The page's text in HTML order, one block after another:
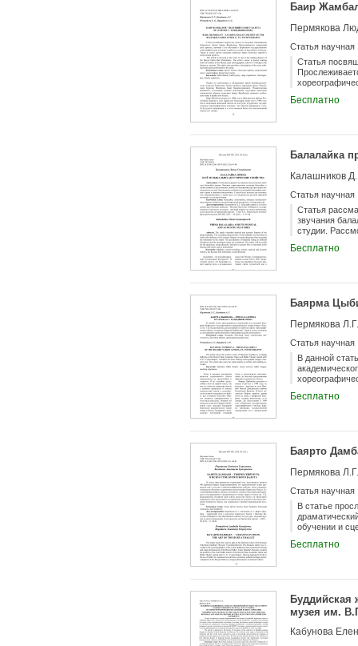
Баир
Пермякова
Статья научная
Статья
Бесплатно
Балалайка
Калашников
Статья научная
Статья
звучания
студии.
ее
Бесплатно
Баярма
Пермякова
Статья научная
В данной
Бесплатно
Баярто
Пермякова
Статья научная
В статье
обучении и
Цыдынжапова.
Бесплатно
Буддийская
музея им.
Кабунова